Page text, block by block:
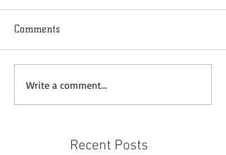
Comments
Write a comment...
Recent Posts